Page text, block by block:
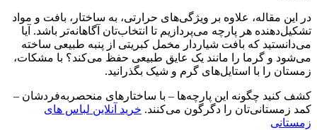
در این مقاله، علاوه بر ویژگی‌های حرارتی، به ساختار، بافت و مواد
تشکیل‌دهنده هر پارچه می‌پردازیم تا انتخاب‌تان آگاهانه‌تر باشد. آیا
می‌دانستید که بافت شیاردار مخمل کبریتی از پنبه طبیعی ساخته
می‌شود و گرما را مانند یک عایق طبیعی حفظ می‌کند؟ با مشکات،
زمستان را با استایل‌های گرم و شیک بگذرانید.
کشف کنید چگونه این پارچه‌ها – با ساختارهای منحصربه‌فردشان –
کمد زمستانی‌تان را دگرگون می‌کنند. خرید آنلاین لباس های
زمستانی